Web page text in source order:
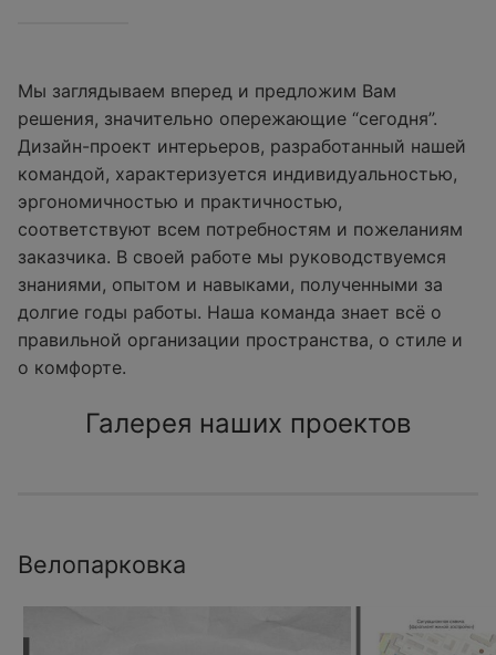
Мы заглядываем вперед и предложим Вам
решения, значительно опережающие “сегодня”.
Дизайн-проект интерьеров, разработанный нашей
командой, характеризуется индивидуальностью,
эргономичностью и практичностью,
соответствуют всем потребностям и пожеланиям
заказчика. В своей работе мы руководствуемся
знаниями, опытом и навыками, полученными за
долгие годы работы. Наша команда знает всё о
правильной организации пространства, о стиле и
о комфорте.
Галерея наших проектов
Велопарковка